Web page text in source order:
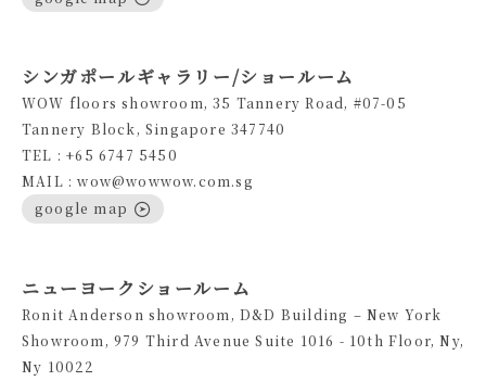
シンガポールギャラリー/ショールーム
WOW floors showroom, 35 Tannery Road, #07-05
Tannery Block, Singapore 347740
TEL : +65 6747 5450
MAIL : wow@wowwow.com.sg
google map
ニューヨークショールーム
Ronit Anderson showroom, D&D Building – New York
Showroom, 979 Third Avenue Suite 1016 - 10th Floor, Ny,
Ny 10022